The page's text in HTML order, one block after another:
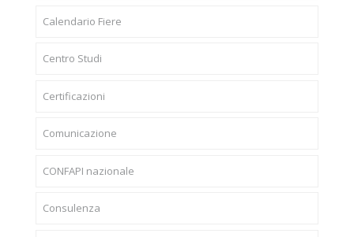
Calendario Fiere
Centro Studi
Certificazioni
Comunicazione
CONFAPI nazionale
Consulenza